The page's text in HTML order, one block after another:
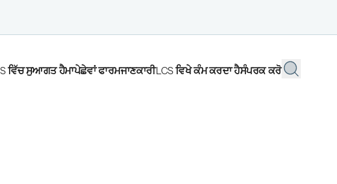
ਵਿੱਚ ਸੁਆਗਤ ਹੈਮਾਪੇਛੇਵਾਂ ਫਾਰਮਜਾਣਕਾਰੀLCS ਵਿਖੇ ਕੰਮ ਕਰਦਾ ਹੈਸੰਪਰਕ ਕਰੋ